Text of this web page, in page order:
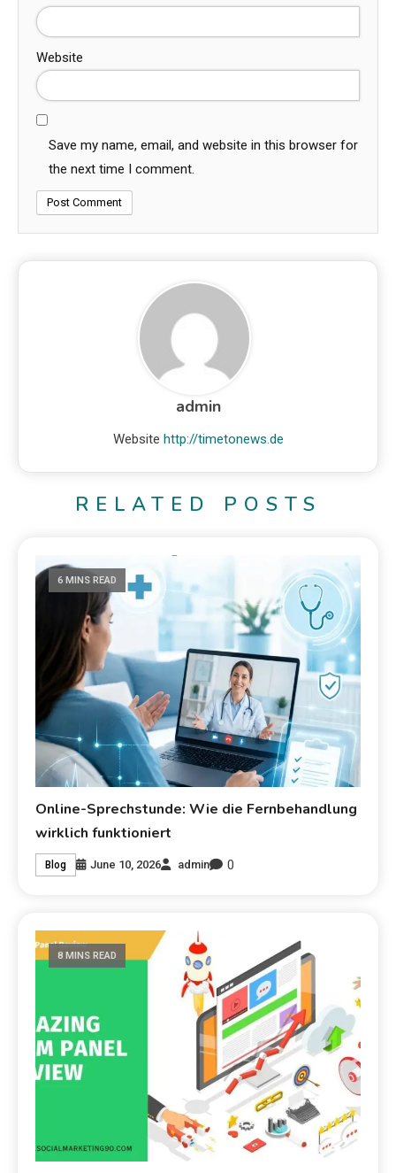
Website
Save my name, email, and website in this browser for
the next time I comment.
admin
Website http://timetonews.de
RELATED POSTS
6 MINS READ
Online-Sprechstunde: Wie die Fernbehandlung
wirklich funktioniert
Blog June 10, 2026 admin 0
8 MINS READ